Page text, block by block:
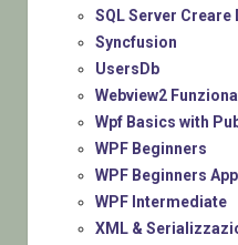
SQL Server Creare
Syncfusion
UsersDb
Webview2
Wpf Basics with
WPF Beginners
WPF Beginners
WPF Intermediate
XML &